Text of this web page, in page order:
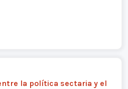
la política sectaria y el